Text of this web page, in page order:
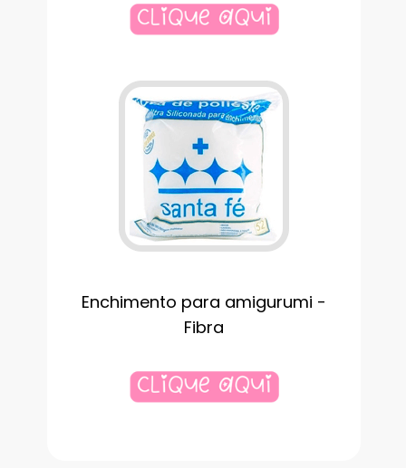
Enchimento para amigurumi -
Fibra